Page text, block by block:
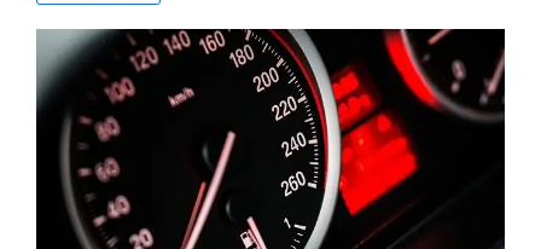
débarras
de
maison
sans